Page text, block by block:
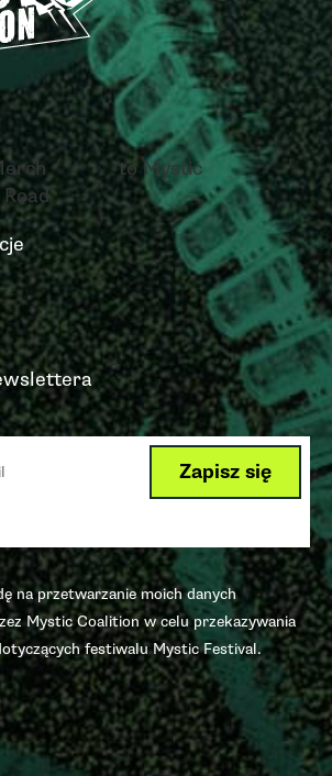
Road
to Mystic
na przetwarzanie moich danych
Mystic Coalition w celu przekazywania
festiwalu Mystic Festival.